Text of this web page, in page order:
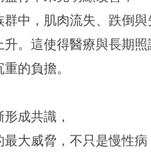
群中，肌肉流失、跌倒與
升。這使得醫療與長期照
的負擔。
成共識，
大威脅，不只是慢性病